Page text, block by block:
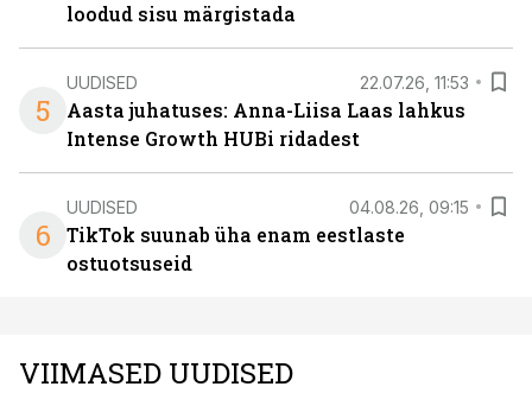
loodud sisu märgistada
5
UUDISED 22.07.26, 11:53
Aasta juhatuses: Anna-Liisa Laas lahkus
Intense Growth HUBi ridadest
6
UUDISED 04.08.26, 09:15
TikTok suunab üha enam eestlaste
ostuotsuseid
VIIMASED UUDISED